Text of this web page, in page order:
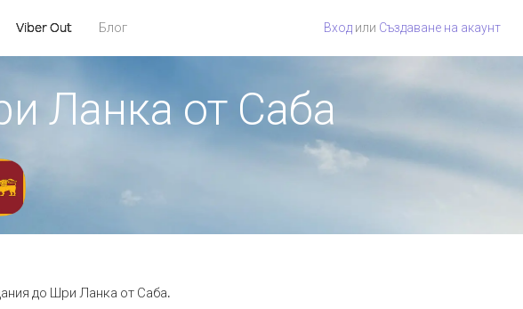
Viber Out Блог Вход или Създаване на акаунт
Ланка от Саба
до Шри Ланка от Саба.